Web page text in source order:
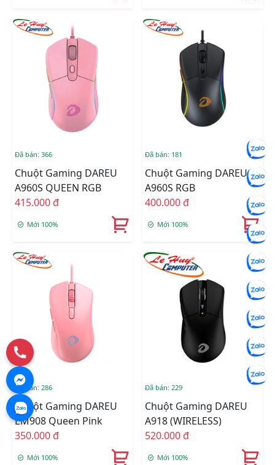
Đã bán: 366
Chuột Gaming DAREU
A960S QUEEN RGB
415.000 đ
Mới 100%
Đã bán: 181
Chuột Gaming DAREU
A960S RGB
400.000 đ
Mới 100%
Đã bán: 286
Chuột Gaming DAREU
EM908 Queen Pink
350.000 đ
Mới 100%
Đã bán: 229
Chuột Gaming DAREU
A918 (WIRELESS)
520.000 đ
Mới 100%